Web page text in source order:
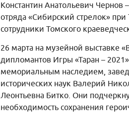
Константин Анатольевич Чернов
отряда «Сибирский стрелок»
сотрудники Томского
26 марта на музейной выставке
дипломантов Игры «Таран –
мемориальным наследием,
исторических наук Валерий
Леонтьевна Битко. Они
необходимость сохранения